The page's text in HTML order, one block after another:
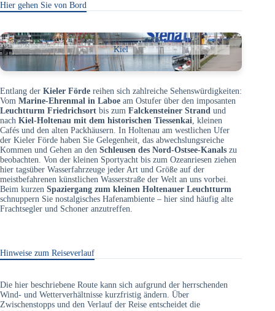
Hier gehen Sie von Bord
Kiel
Entlang der Kieler Förde reihen sich zahlreiche Sehenswürdigkeiten:
Vom Marine-Ehrenmal in Laboe am Ostufer über den imposanten
Leuchtturm Friedrichsort bis zum Falckensteiner Strand und
nach Kiel-Holtenau mit dem historischen Tiessenkai, kleinen
Cafés und den alten Packhäusern. In Holtenau am westlichen Ufer
der Kieler Förde haben Sie Gelegenheit, das abwechslungsreiche
Kommen und Gehen an den Schleusen des Nord-Ostsee-Kanals zu
beobachten. Von der kleinen Sportyacht bis zum Ozeanriesen ziehen
hier tagsüber Wasserfahrzeuge jeder Art und Größe auf der
meistbefahrenen künstlichen Wasserstraße der Welt an uns vorbei.
Beim kurzen Spaziergang zum kleinen Holtenauer Leuchtturm
schnuppern Sie nostalgisches Hafenambiente – hier sind häufig alte
Frachtsegler und Schoner anzutreffen.
Hinweise zum Reiseverlauf
Die hier beschriebene Route kann sich aufgrund der herrschenden
Wind- und Wetterverhältnisse kurzfristig ändern. Über
Zwischenstopps und den Verlauf der Reise entscheidet die